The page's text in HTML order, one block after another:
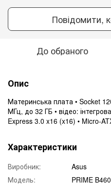
Повідомити,
До обраного
Опис
Материнська плата • Socket
МГц, до 32 ГБ • відео:
Express 3.0 x16 (x16) • Micro-
Характеристики
Виробник:
Asus
Модель:
PRIME